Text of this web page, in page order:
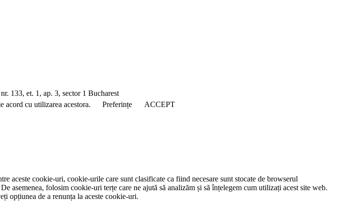
1, ap. 3, sector 1 Bucharest
acord cu utilizarea acestora.
Preferințe ACCEPT
aceste cookie-uri, cookie-urile care sunt clasificate ca fiind necesare sunt stocate de browserul
asemenea, folosim cookie-uri terțe care ne ajută să analizăm și să înțelegem cum utilizați acest site web.
opțiunea de a renunța la aceste cookie-uri.